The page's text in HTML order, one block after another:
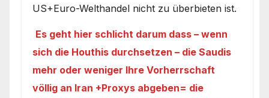
US+Euro-Welthandel nicht zu überbieten ist.
Es geht hier schlicht darum dass – wenn
sich die Houthis durchsetzen – die Saudis
mehr oder weniger Ihre Vorherrschaft
völlig an Iran +Proxys abgeben= die